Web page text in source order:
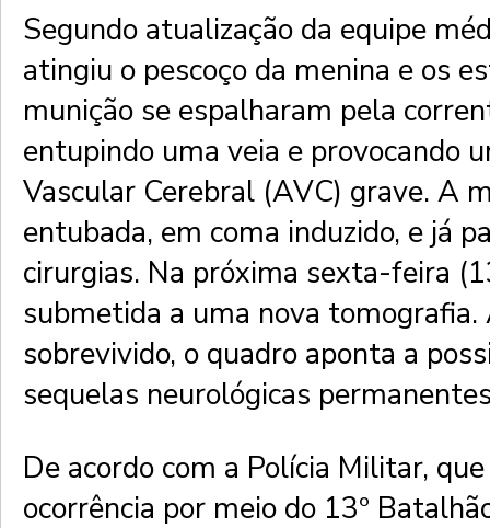
Segundo atualização da equipe
atingiu o pescoço da menina e os
munição se espalharam pela
entupindo uma veia e provocando
Vascular Cerebral (AVC) grave. A
entubada, em coma induzido, e já
cirurgias. Na próxima sexta-feira
submetida a uma nova
sobrevivido, o quadro aponta a
sequelas neurológicas
De acordo com a Polícia Militar,
ocorrência por meio do 13º